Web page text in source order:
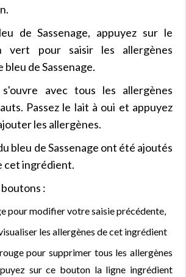
de Sassenage, appuyez sur le
vert pour saisir les allergènes
bleu de Sassenage.
avec tous les allergènes
Passez le lait à oui et appuyez
les allergènes.
bleu de Sassenage ont été ajoutés
cet ingrédient.
:
pour modifier votre saisie précédente,
les allergènes de cet ingrédient
pour supprimer tous les allergènes
sur ce bouton la ligne ingrédient